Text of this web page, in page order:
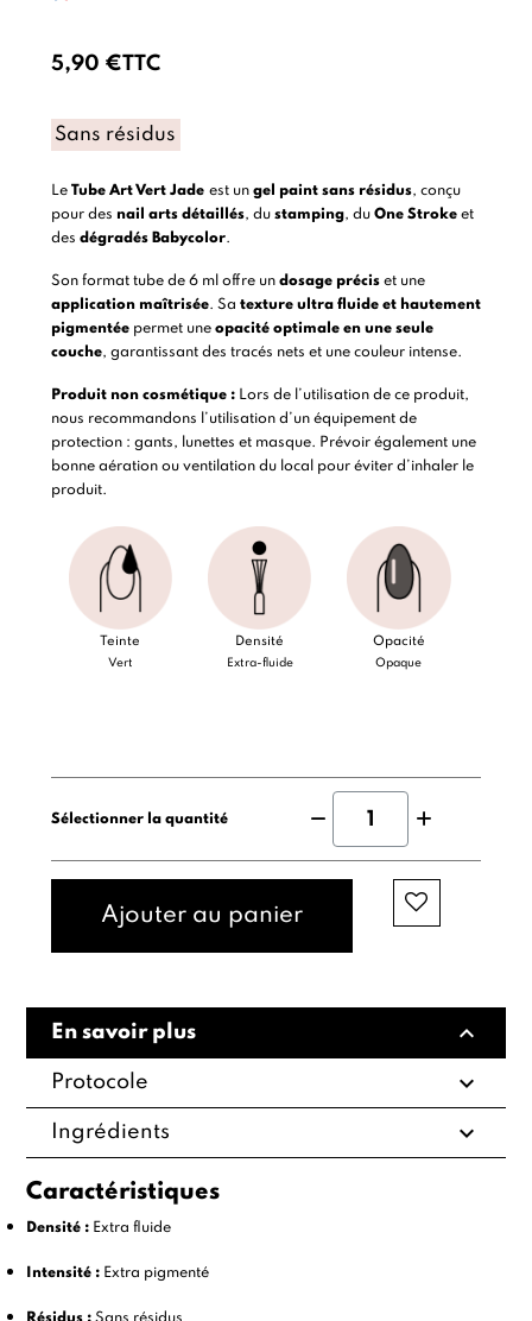
5,90 €TTC
Sans résidus
Le Tube Art Vert Jade est un gel paint sans résidus, conçu
pour des nail arts détaillés, du stamping, du One Strokeet
des dégradés Babycolor.
Son format tube de 6 ml offre un dosage préciset une
application maîtrisée. Sa texture ultra fluide et hautement
pigmentéepermet une opacité optimale en une seule
couche, garantissant des tracés nets et une couleur intense.
Produit non cosmétique : Lors de l’utilisation de ce produit,
nous recommandons l’utilisation d’un équipement de
protection : gants, lunettes et masque. Prévoir également une
bonne aération ou ventilation du local pour éviter d’inhaler le
produit.
Teinte
Vert
Densité
Extra-fluide
Opacité
Opaque
Sélectionner la quantité
Ajouter au panier
En savoir plus expand_less
Protocole expand_more
Ingrédients expand_more
Caractéristiques
Densité : Extra fluide
Intensité : Extra pigmenté